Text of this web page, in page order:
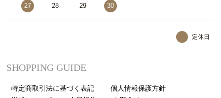
27 28 29 30
定休日
SHOPPING GUIDE
特定商取引法に基づく表記
個人情報保護方針